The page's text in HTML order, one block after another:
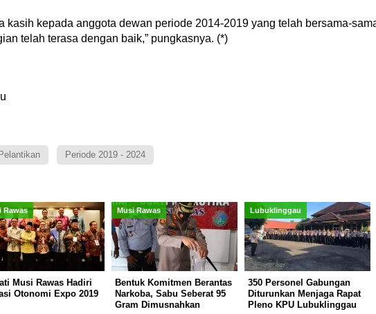
kasih kepada anggota dewan periode 2014-2019 yang telah bersama-
telah terasa dengan baik,” pungkasnya. (*)
Pelantikan Periode 2019 - 2024
Rawas
Musi Rawas Hadiri
Otonomi Expo 2019
Musi Rawas
Bentuk Komitmen Berantas
Narkoba, Sabu Seberat 95
Gram Dimusnahkan
Lubuklinggau
350 Personel Gabungan
Diturunkan Menjaga Rapat
Pleno KPU Lubuklinggau